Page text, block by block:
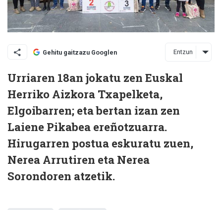
Gehitu gaitzazu Googlen Entzun
Urriaren 18an jokatu zen Euskal
Herriko Aizkora Txapelketa,
Elgoibarren; eta bertan izan zen
Laiene Pikabea ereñotzuarra.
Hirugarren postua eskuratu zuen,
Nerea Arrutiren eta Nerea
Sorondoren atzetik.